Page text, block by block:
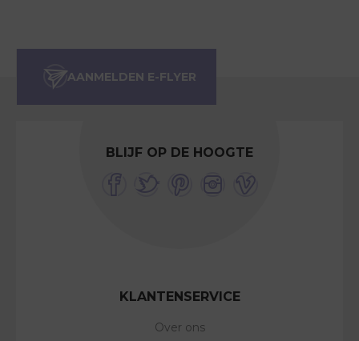
BLIJF OP DE HOOGTE
KLANTENSERVICE
Over ons